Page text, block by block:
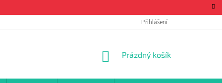
Přihlášení
NÁKUPNÍ
Prázdný košík